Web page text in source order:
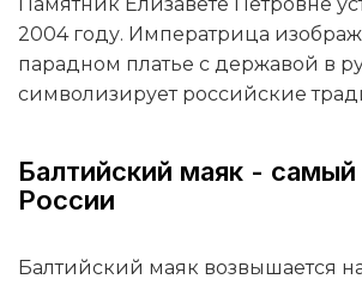
2004 году. Императрица
парадном платье с державой в
символизирует российские
Балтийский маяк - самый
России
Балтийский маяк возвышается